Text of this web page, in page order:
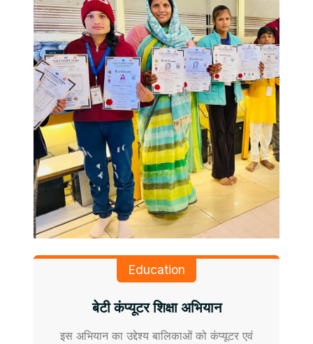
Education
बेटी कंप्यूटर शिक्षा अभियान
इस अभियान का उद्देश्य बालिकाओं को कंप्यूटर एवं